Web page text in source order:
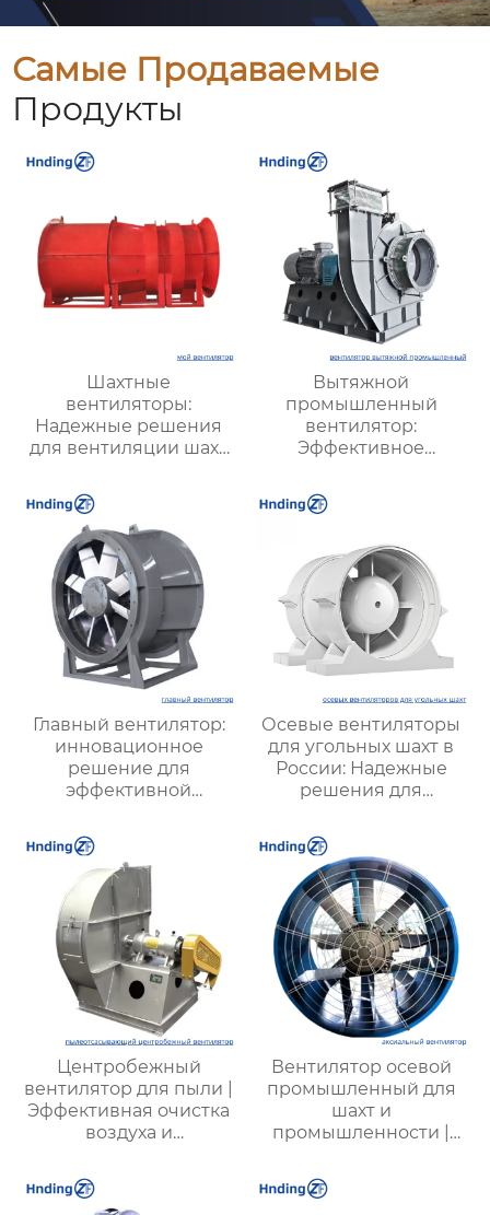
Самые Продаваемые
Продукты
Шахтные
вентиляторы:
Надежные решения
для вентиляции шахт
| Купить с доставкой
Вытяжной
промышленный
вентилятор:
Эффективное
надежной вентиляции
Главный вентилятор:
инновационное
решение для
эффективной
оптимизации работы
Осевые вентиляторы
для угольных шахт в
России: Надежные
решения для
вентиляции и
безопасности
Центробежный
вентилятор для пыли |
Эффективная очистка
воздуха и
вентиляция |
Надежные системы
Вентилятор осевой
промышленный для
шахт и
промышленности |
эффективность и
надежность